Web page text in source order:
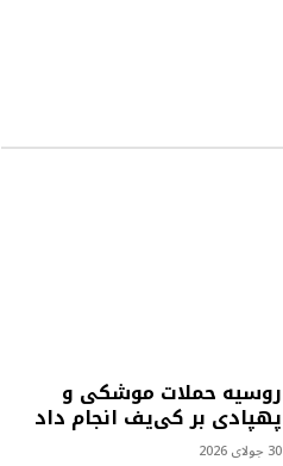
روسیه حملات موشکی و
پهپادی بر کی‌یف انجام داد
30 جولای 2026